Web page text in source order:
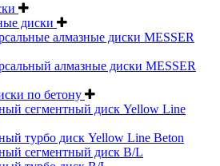
диски
алмазные диски MESSER
алмазные диски MESSER
по бетону
сегментный диск Yellow Line
турбо диск Yellow Line Beton
сегментный диск B/L